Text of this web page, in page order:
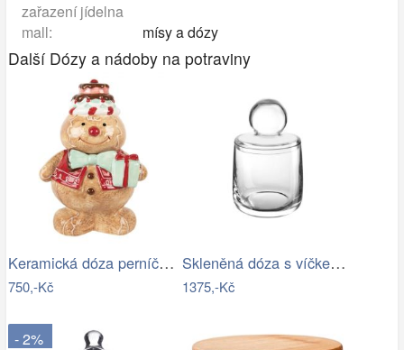
zařazení jídelna
mall:
mísy a dózy
Další Dózy a nádoby na potraviny
Keramická dóza perníček Gingerbread Man…
750,-Kč
Skleněná dóza s víčkem výška 21,2 cm…
1375,-Kč
- 2%